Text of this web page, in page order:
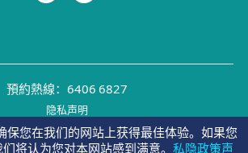
預約熱線：6406 6827
©2026 NYMG
隐私声明
保您在我们的网站上获得最佳体验。如果您
将认为您对本网站感到满意。 私隐政策声